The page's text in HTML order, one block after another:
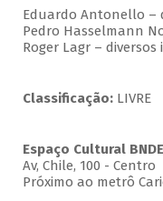
Eduardo Antonello –
Pedro Hasselmann
Roger Lagr –
Classificação:LIVRE
Espaço Cultural
Av, Chile, 100 - Centro
Próximo ao metrô